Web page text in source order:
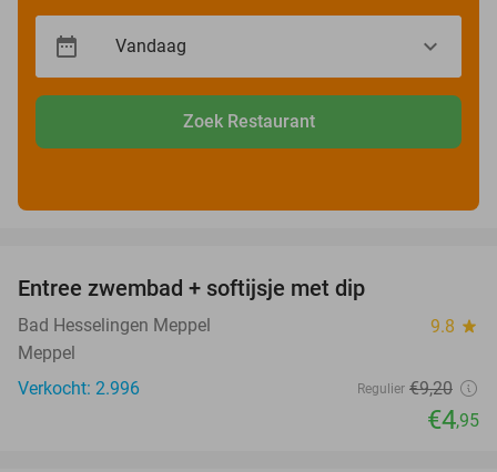
Zoek Restaurant
Entree zwembad + softijsje met dip
Bad Hesselingen Meppel 9.8 star
Meppel
Verkocht: 2.996
Regulier €9,20
€4,95